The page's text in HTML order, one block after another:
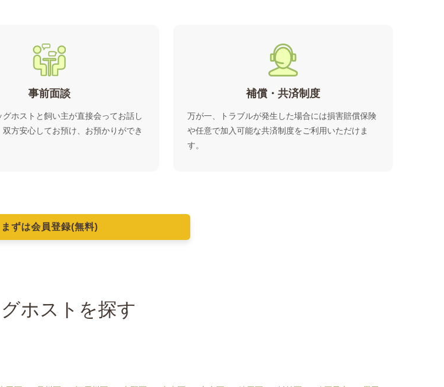
事前面談
グホストと飼い主が直接会ってお話し
方安心してお預け、お預かりができ
補償・共済制度
万が一、トラブルが発生した場合には損害賠償保険
や任意で加入可能な共済制度をご利用いただけま
す。
まずは会員登録(無料)
グホストを探す